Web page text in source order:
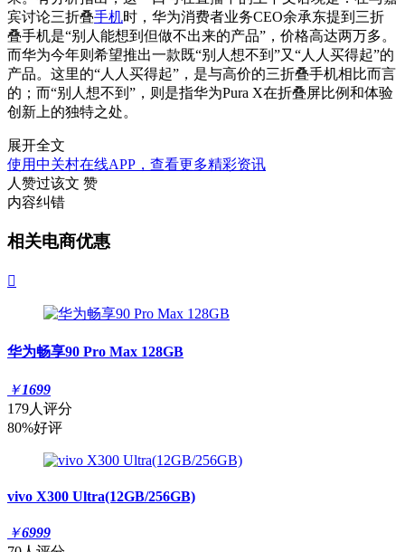
宾讨论三折叠手机时，华为消费者业务CEO余承东提到三折
叠手机是“别人能想到但做不出来的产品”，价格高达两万多。
而华为今年则希望推出一款既“别人想不到”又“人人买得起”的
产品。这里的“人人买得起”，是与高价的三折叠手机相比而言
的；而“别人想不到”，则是指华为Pura X在折叠屏比例和体验
创新上的独特之处。
展开全文
使用中关村在线APP，查看更多精彩资讯
人赞过该文 赞
内容纠错
相关电商优惠

华为畅享90 Pro Max 128GB
￥1699
179人评分
80%好评
vivo X300 Ultra(12GB/256GB)
￥6999